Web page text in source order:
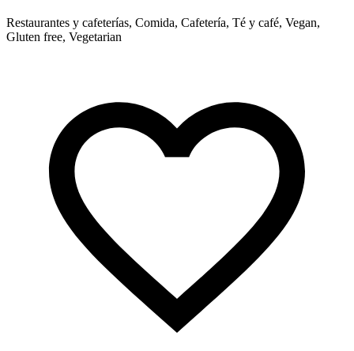
Restaurantes y cafeterías, Comida, Cafetería, Té y café, Vegan,
Gluten free, Vegetarian